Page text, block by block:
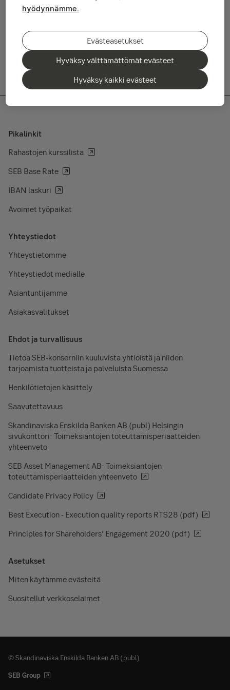
Management palveluiden tarjoajaksi sekä kaikkien
vastanneiden osalta että Tier 1 organisaatioiden osalta.
Pikalinkit
Rahastojen kurssilista
SEB Base Rate
IBAN laskuri
Avoimet työpaikat
Yhteystiedot
Yhteystietomme
Yhteystiedot medialle
Asiantuntijamme
Asiakasvalitukset
Ehdot ja turvallisuus
Tietoa SEB-konserniin kuuluvista yhtiöistä ja niiden
tarjoamista tuotteista ja palveluista Suomessa
Henkilötietojen käsittely
Saavutettavuus
Skandinaviska Enskilda Banken AB (publ) Helsingin
sivukonttori: Toimeksiantojen toteuttamisperiaatteiden
yhteenveto
SEB Asset Management AB: Toimeksiantojen
toteuttamisperiaatteiden yhteenveto
Candidate Privacy Policy
Best Execution - Execution quality reports RTS28 (pdf)
Principles for Shareholders’ Engagement 2020 (pdf)
Asetukset
Miten käytämme evästeitä
Suositellut verkkoselaimet
© Skandinaviska Enskilda Banken AB (publ)
SEB Group
hyödynnämme.
Evästeasetukset
Hyväksy välttämättömät evästeet
Hyväksy kaikki evästeet